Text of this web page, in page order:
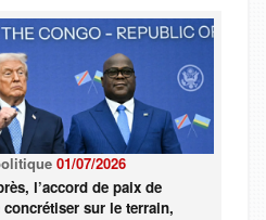
01/07/2026
l’accord de paix de
sur le terrain,